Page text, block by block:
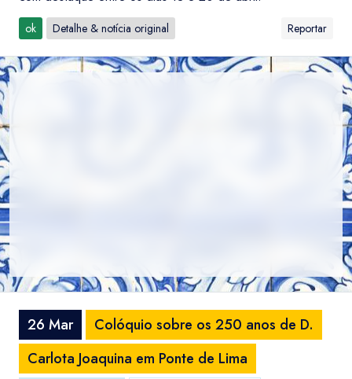
ok Detalhe & notícia original Reportar
26 Mar
Colóquio sobre os 250 anos de D.
Carlota Joaquina em Ponte de Lima